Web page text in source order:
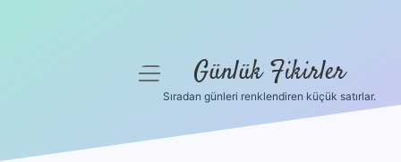
menüyü Günlük Fikirler
Sıradan günleri renklendiren küçük satırlar.